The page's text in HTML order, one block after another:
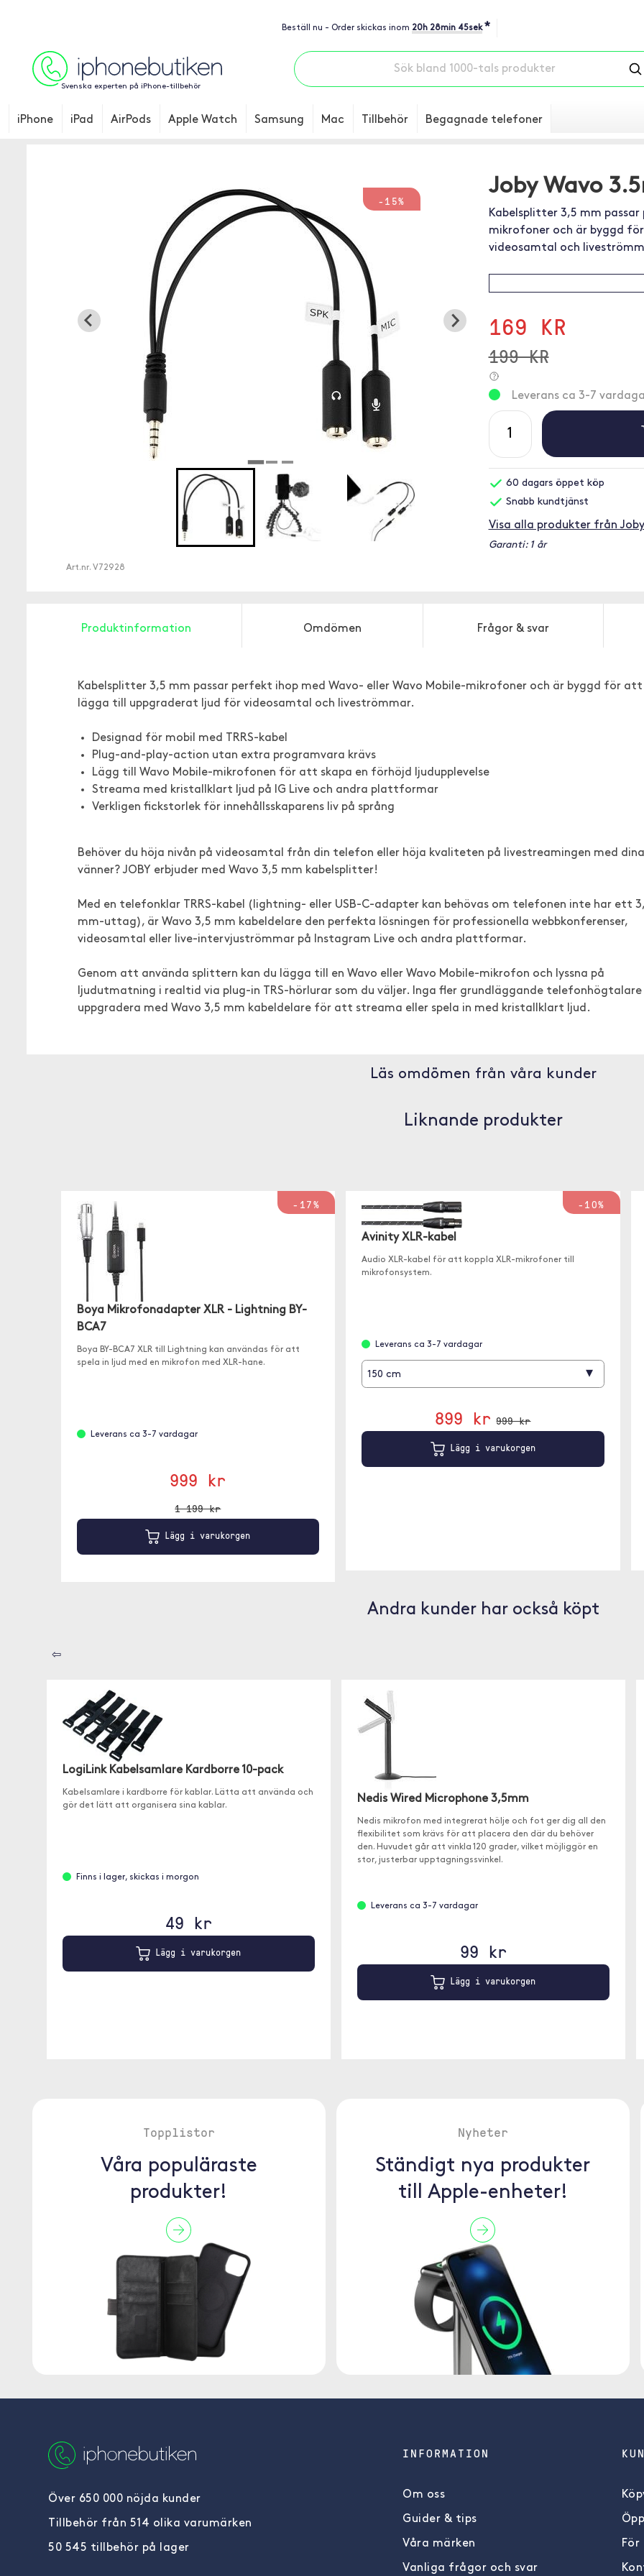
Beställ nu - Order skickas inom 20h 28min 44sek *
Svenska experten på iPhone-tillbehör
iPhone iPad AirPods Apple Watch Samsung Mac Tillbehör Begagnade telefoner
-15%
Art.nr. V72928
Joby Wavo
Kabelsplitter 3,5 mm
mikrofoner och är byggd
videosamtal och
169 KR
199 KR
Leverans ca 3-7
60 dagars öppet köp
Snabb kundtjänst
Visa alla produkter från Joby
Garanti: 1 år
Produktinformation Omdömen Frågor & svar
Kabelsplitter 3,5 mm passar perfekt ihop med Wavo- eller Wavo Mobile-mikrofoner och är byggd för att
lägga till uppgraderat ljud för videosamtal och liveströmmar.
Designad för mobil med TRRS-kabel
Plug-and-play-action utan extra programvara krävs
Lägg till Wavo Mobile-mikrofonen för att skapa en förhöjd ljudupplevelse
Streama med kristallklart ljud på IG Live och andra plattformar
Verkligen fickstorlek för innehållsskaparens liv på språng
Behöver du höja nivån på videosamtal från din telefon eller höja kvaliteten på livestreamingen med dina
vänner? JOBY erbjuder med Wavo 3,5 mm kabelsplitter!
Med en telefonklar TRRS-kabel (lightning- eller USB-C-adapter kan behövas om telefonen inte har ett
mm-uttag), är Wavo 3,5 mm kabeldelare den perfekta lösningen för professionella webbkonferenser,
videosamtal eller live-intervjuströmmar på Instagram Live och andra plattformar.
Genom att använda splittern kan du lägga till en Wavo eller Wavo Mobile-mikrofon och lyssna på
ljudutmatning i realtid via plug-in TRS-hörlurar som du väljer. Inga fler grundläggande telefonhögtalare
uppgradera med Wavo 3,5 mm kabeldelare för att streama eller spela in med kristallklart ljud.
Läs omdömen från våra kunder
Liknande produkter
-17%
Boya Mikrofonadapter XLR - Lightning BY-
BCA7
Boya BY-BCA7 XLR till Lightning kan användas för att
spela in ljud med en mikrofon med XLR-hane.
Leverans ca 3-7 vardagar
999 kr
1 199 kr
Lägg i varukorgen
-10%
Avinity XLR-kabel
Audio XLR-kabel för att koppla XLR-mikrofoner till
mikrofonsystem.
Leverans ca 3-7 vardagar
150 cm ▾
899 kr 999 kr
Lägg i varukorgen
Andra kunder har också köpt
⇦
LogiLink Kabelsamlare Kardborre 10-pack
Kabelsamlare i kardborre för kablar. Lätta att använda och
gör det lätt att organisera sina kablar.
Finns i lager, skickas i morgon
49 kr
Lägg i varukorgen
Nedis Wired Microphone 3,5mm
Nedis mikrofon med integrerat hölje och fot ger dig all den
flexibilitet som krävs för att placera den där du behöver
den. Huvudet går att vinkla 120 grader, vilket möjliggör en
stor, justerbar upptagningssvinkel.
Leverans ca 3-7 vardagar
99 kr
Lägg i varukorgen
Topplistor
Våra populäraste
produkter!
Nyheter
Ständigt nya produkter
till Apple-enheter!
Över 650 000 nöjda kunder
Tillbehör från 514 olika varumärken
50 545 tillbehör på lager
INFORMATION
Om oss
Guider & tips
Våra märken
Vanliga frågor och svar